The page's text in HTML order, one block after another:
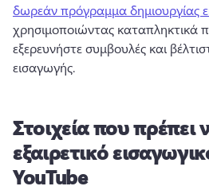
δωρεάν πρόγραμμα δημιουργίας
χρησιμοποιώντας καταπληκτικά
εξερευνήστε συμβουλές και
εισαγωγής.
Στοιχεία που πρέπει
εξαιρετικό
YouTube